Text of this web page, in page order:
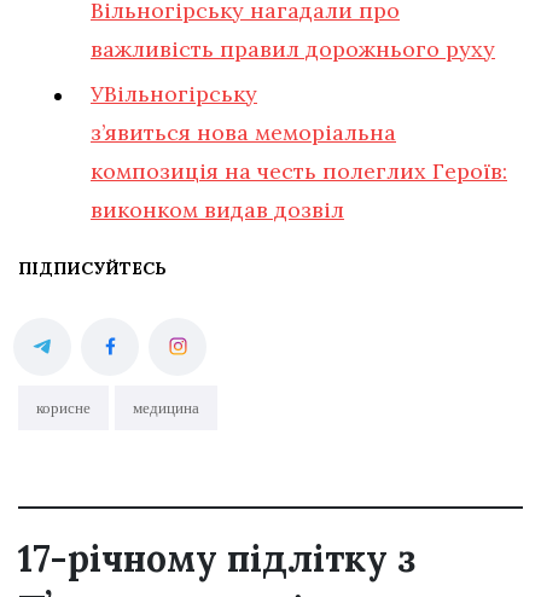
Вільногірську нагадали про
важливість правил дорожнього руху
УВільногірську
з’явиться нова меморіальна
композиція на честь полеглих Героїв:
виконком видав дозвіл
ПІДПИСУЙТЕСЬ
корисне медицина
17-річному підлітку з